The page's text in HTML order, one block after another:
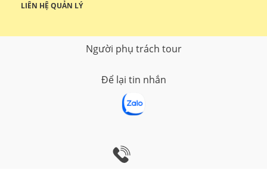
LIÊN HỆ QUẢN LÝ
Người phụ trách tour
Để lại tin nhắn